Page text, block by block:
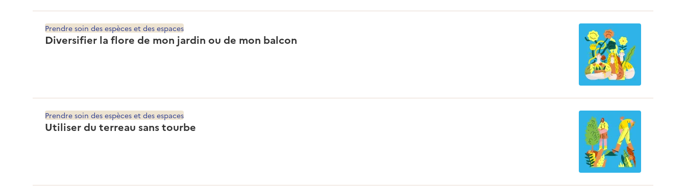
Diversifier la flore de mon jardin ou de mon balcon
Prendre soin des espèces et des espaces
Utiliser du terreau sans tourbe
Prendre soin des espèces et des espaces